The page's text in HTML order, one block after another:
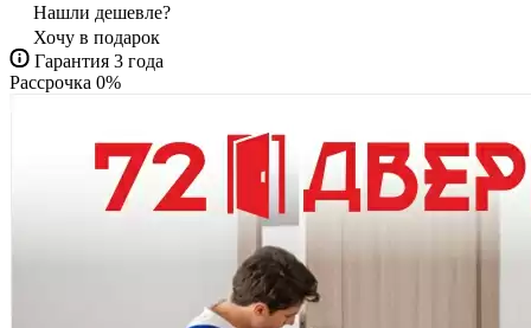
Нашли дешевле?
Хочу в подарок
Гарантия 3 года
Рассрочка 0%